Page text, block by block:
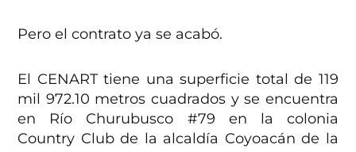
Pero el contrato ya se acabó.
El CENART tiene una superficie total de 119
mil 972.10 metros cuadrados y se encuentra
en Río Churubusco #79 en la colonia
Country Club de la alcaldía Coyoacán de la